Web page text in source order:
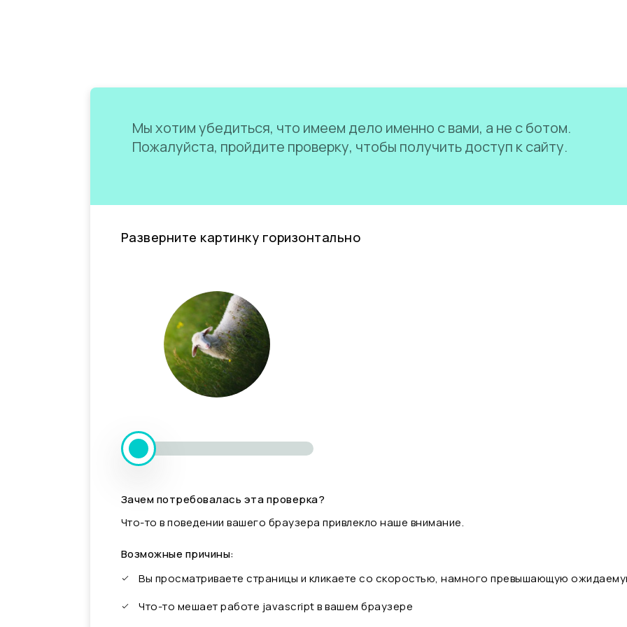
Мы хотим убедиться, что имеем дело именно с вами, а не с ботом.
Пожалуйста, пройдите проверку, чтобы получить доступ к сайту.
Разверните картинку горизонтально
Зачем потребовалась эта проверка?
Что-то в поведении вашего браузера привлекло наше внимание.
Возможные причины:
Вы просматриваете страницы и кликаете со скоростью, намного превышающую
Что-то мешает работе javascript в вашем браузере